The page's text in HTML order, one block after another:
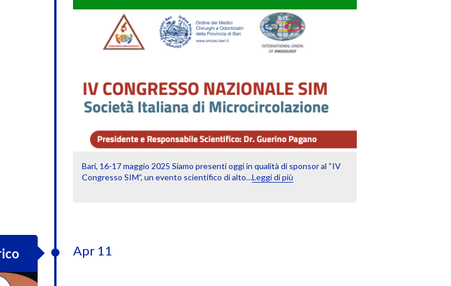
Bari, 16-17 maggio 2025 Siamo presenti oggi in qualità di sponsor al “IV
Congresso SIM”, un evento scientifico di alto…Leggi di più
Apr 11